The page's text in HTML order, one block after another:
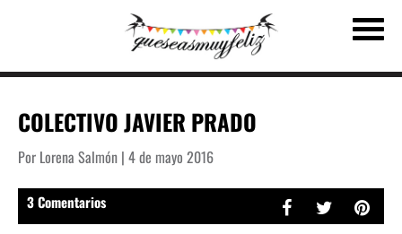
COLECTIVO JAVIER PRADO
Por Lorena Salmón | 4 de mayo 2016
3 Comentarios